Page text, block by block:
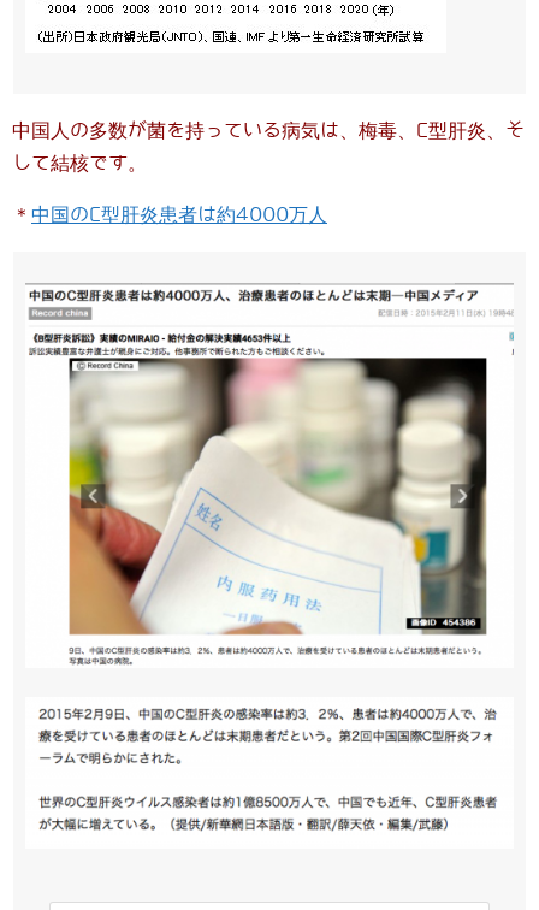
中国人の多数が菌を持っている病気は、梅毒、C型肝炎、そ
して結核です。
＊ 中国のC型肝炎患者は約4000万人